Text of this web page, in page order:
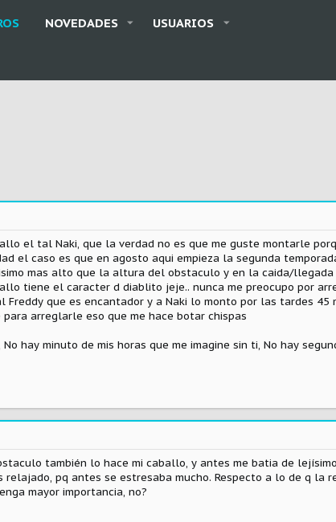
NOVEDADES USUARIOS
el tal Naki, que la verdad no es que me guste montarle
el caso es que en agosto aqui empieza la segunda
mas alto que la altura del obstaculo y en la caida/
tiene el caracter d diablito jeje.. nunca me preocupo por
que es encantador y a Naki lo monto por las tardes
arreglarle eso que me hace botar chispas
hay minuto de mis horas que me imagine sin ti, No hay
también lo hace mi caballo, y antes me batia de
pq antes se estresaba mucho. Respecto a lo de q la
mayor importancia, no?